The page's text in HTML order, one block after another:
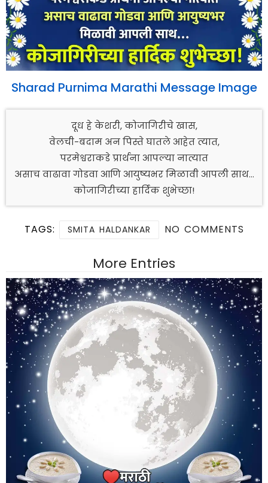
Sharad Purnima Marathi Message Image
दूध हे केशरी, कोजागिरीचे खास,
वेलची-बदाम अन पिस्ते घातले आहेत त्यात,
परमेश्वराकडे प्रार्थना आपल्या नात्यात
असाच वाढावा गोडवा आणि आयुष्यभर मिळावी आपली साथ…
कोजागिरीच्या हार्दिक शुभेच्छा!
TAGS: SMITA HALDANKAR NO COMMENTS
More Entries